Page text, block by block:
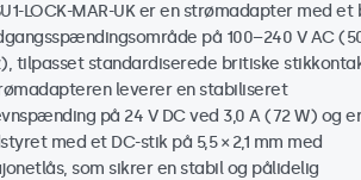
LOCK-MAR-UK er en strømadapter med et
på 100–240 V AC
tilpasset standardiserede britiske
leverer en stabiliseret
på 24 V DC ved 3,0 A (72 W) og er
med et DC-stik på 5,5 × 2,1 mm med
som sikrer en stabil og pålidelig